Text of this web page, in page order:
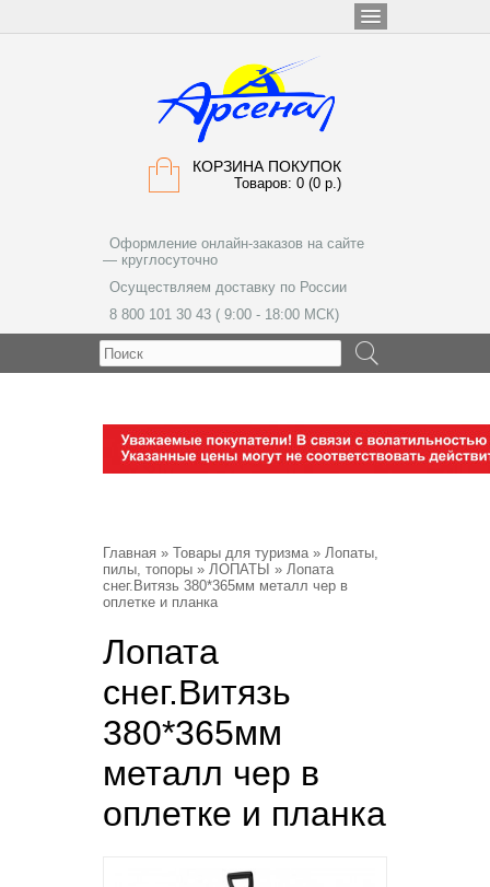
КОРЗИНА ПОКУПОК
Товаров: 0 (0 р.)
Оформление онлайн-заказов на сайте
— круглосуточно
Осуществляем доставку по России
8 800 101 30 43 ( 9:00 - 18:00 МСК)
Главная » Товары для туризма» Лопаты,
пилы, топоры » ЛОПАТЫ » Лопата
снег.Витязь 380*365мм металл чер в
оплетке и планка
Лопата
снег.Витязь
380*365мм
металл чер в
оплетке и планка